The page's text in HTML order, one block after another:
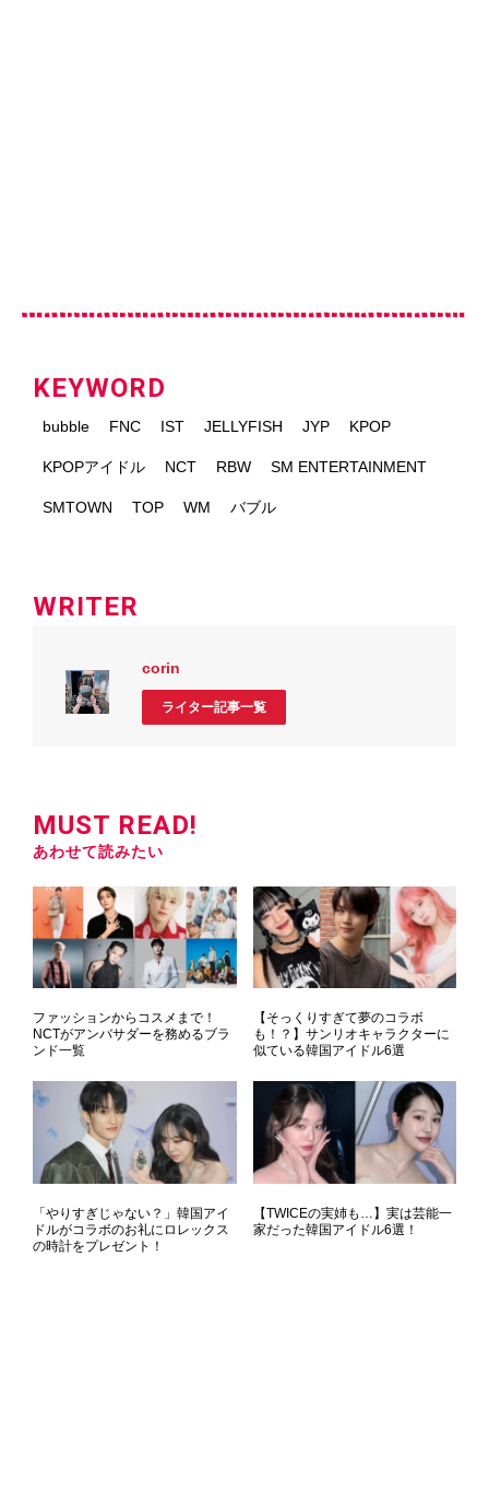
KEYWORD
bubble FNC IST JELLYFISH JYP KPOP
KPOPアイドル NCT RBW SM ENTERTAINMENT
SMTOWN TOP WM バブル
WRITER
corin
ライター記事一覧
MUST READ!
あわせて読みたい
ファッションからコスメまで！
NCTがアンバサダーを務めるブラ
ンド一覧
【そっくりすぎて夢のコラボ
も！？】サンリオキャラクターに
似ている韓国アイドル6選
「やりすぎじゃない？」韓国アイ
ドルがコラボのお礼にロレックス
の時計をプレゼント！
【TWICEの実姉も…】実は芸能一
家だった韓国アイドル6選！